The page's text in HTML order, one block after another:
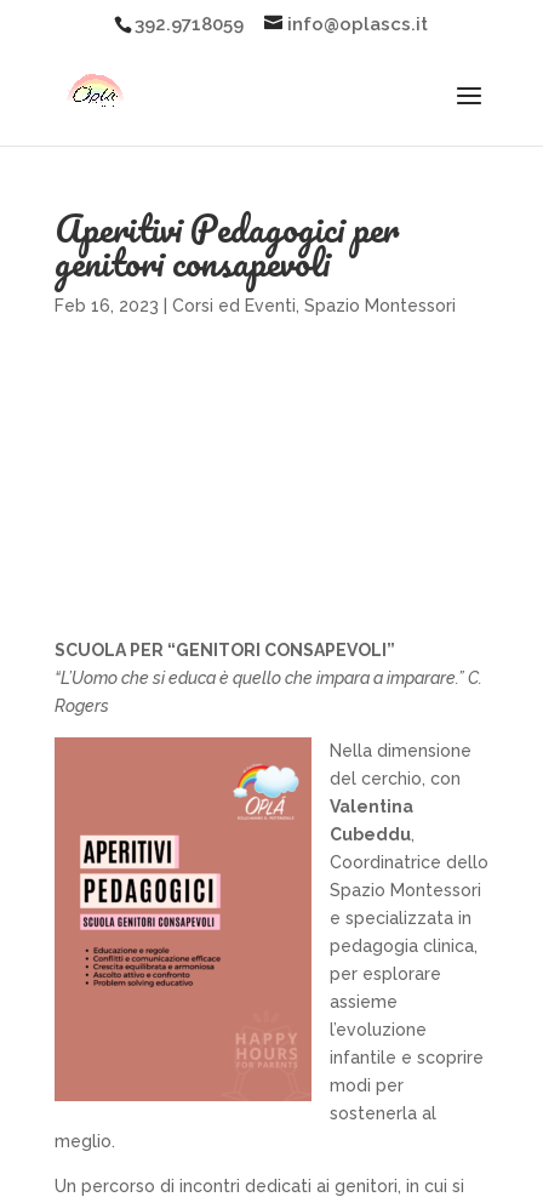
392.9718059 info@oplascs.it
Aperitivi Pedagogici per
genitori consapevoli
Feb 16, 2023 Corsi ed Eventi Spazio Montessori
SCUOLA PER “GENITORI CONSAPEVOLI”
“L’Uomo che si educa è quello che impara a imparare.” C.
Rogers
Nella dimensione
del cerchio, con
Valentina
Cubeddu,
Coordinatrice dello
Spazio Montessori
e specializzata in
pedagogia clinica,
per esplorare
assieme
l’evoluzione
infantile e scoprire
modi per
sostenerla al
meglio.
Un percorso di incontri dedicati ai genitori, in cui si